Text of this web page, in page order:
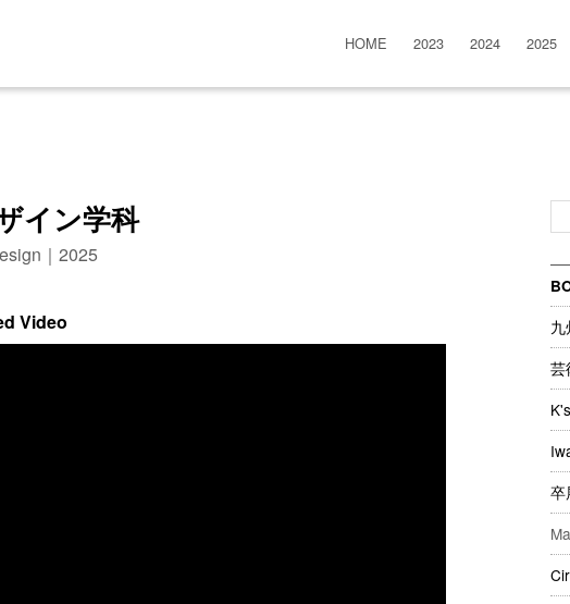
HOME 2023 2024 2025
芸
卒
イン学科
｜2025
Video